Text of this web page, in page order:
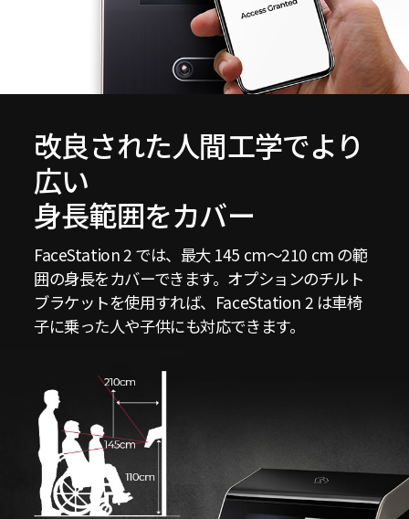
改良された人間工学でより
広い
身長範囲をカバー
FaceStation 2 では、最大 145 cm～210 cm の範
囲の身長をカバーできます。オプションのチルト
ブラケットを使用すれば、FaceStation 2 は車椅
子に乗った人や子供にも対応できます。